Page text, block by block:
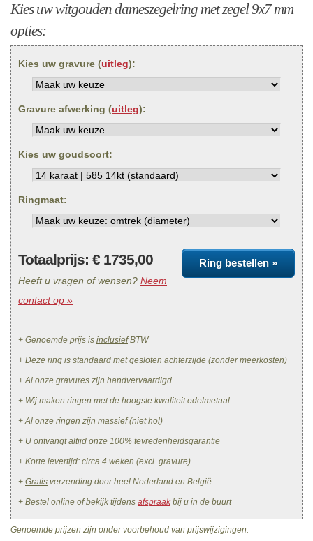
Kies uw witgouden dameszegelring met zegel 9x7 mm
opties:
Kies uw gravure (uitleg):
Gravure afwerking (uitleg):
Kies uw goudsoort:
Ringmaat:
Ring bestellen »
Totaalprijs: € 1735,00
Heeft u vragen of wensen? Neem
contact op »
+ Genoemde prijs is inclusiefBTW
+ Deze ring is standaard met gesloten achterzijde (zonder meerkosten)
+ Al onze gravures zijn handvervaardigd
+ Wij maken ringen met de hoogste kwaliteit edelmetaal
+ Al onze ringen zijn massief (niet hol)
+ U ontvangt altijd onze 100% tevredenheidsgarantie
+ Korte levertijd: circa 4 weken (excl. gravure)
+ Gratis verzending door heel Nederland en België
+ Bestel online of bekijk tijdens afspraakbij u in de buurt
Genoemde prijzen zijn onder voorbehoud van prijswijzigingen.